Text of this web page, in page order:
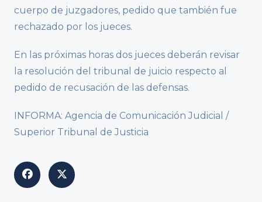
cuerpo de juzgadores, pedido que también fue
rechazado por los jueces.
En las próximas horas dos jueces deberán revisar
la resolución del tribunal de juicio respecto al
pedido de recusación de las defensas.
INFORMA: Agencia de Comunicación Judicial /
Superior Tribunal de Justicia